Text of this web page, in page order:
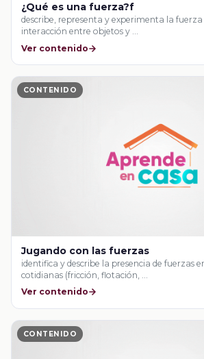
¿Qué es una fuerza?f
describe, representa y experimenta la
interacción entre objetos y …
Ver contenido
CONTENIDO
Jugando con las fuerzas
identifica y describe la presencia de fuerzas
cotidianas (fricción, flotación, …
Ver contenido
CONTENIDO